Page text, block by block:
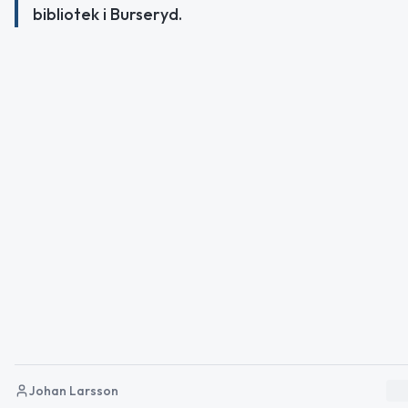
bibliotek i Burseryd.
Johan Larsson